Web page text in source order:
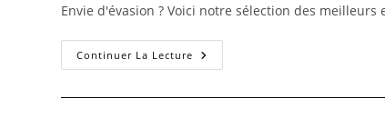
Envie d'évasion ? Voici notre sélection des
Continuer La Lecture